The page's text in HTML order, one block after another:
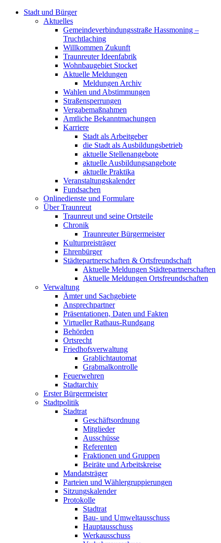
Stadt und Bürger
Aktuelles
Gemeindeverbindungsstraße Hassmoning –
Truchtlaching
Willkommen Zukunft
Traunreuter Ideenfabrik
Wohnbaugebiet Stocket
Aktuelle Meldungen
Meldungen Archiv
Wahlen und Abstimmungen
Straßensperrungen
Vergabemaßnahmen
Amtliche Bekanntmachungen
Karriere
Stadt als Arbeitgeber
die Stadt als Ausbildungsbetrieb
aktuelle Stellenangebote
aktuelle Ausbildungsangebote
aktuelle Praktika
Veranstaltungskalender
Fundsachen
Onlinedienste und Formulare
Über Traunreut
Traunreut und seine Ortsteile
Chronik
Traunreuter Bürgermeister
Kulturpreisträger
Ehrenbürger
Städtepartnerschaften & Ortsfreundschaft
Aktuelle Meldungen Städtepartnerschaften
Aktuelle Meldungen Ortsfreundschaften
Verwaltung
Ämter und Sachgebiete
Ansprechpartner
Präsentationen, Daten und Fakten
Virtueller Rathaus-Rundgang
Behörden
Ortsrecht
Friedhofsverwaltung
Grablichtautomat
Grabmalkontrolle
Feuerwehren
Stadtarchiv
Erster Bürgermeister
Stadtpolitik
Stadtrat
Geschäftsordnung
Mitglieder
Ausschüsse
Referenten
Fraktionen und Gruppen
Beiräte und Arbeitskreise
Mandatsträger
Parteien und Wählergruppierungen
Sitzungskalender
Protokolle
Stadtrat
Bau- und Umweltausschuss
Hauptausschuss
Werkausschuss